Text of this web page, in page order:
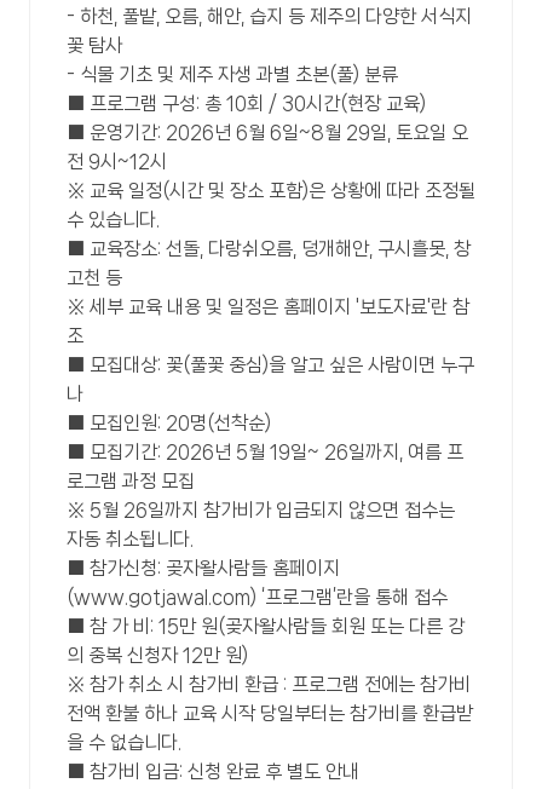
- 하천, 풀밭, 오름, 해안, 습지 등 제주의 다양한 서식지
꽃 탐사
- 식물 기초 및 제주 자생 과별 초본(풀) 분류
■ 프로그램 구성: 총 10회 / 30시간(현장 교육)
■ 운영기간: 2026년 6월 6일~8월 29일, 토요일 오
전 9시~12시
※ 교육 일정(시간 및 장소 포함)은 상황에 따라 조정될
수 있습니다.
■ 교육장소: 선돌, 다랑쉬오름, 덩개해안, 구시흘못, 창
고천 등
※ 세부 교육 내용 및 일정은 홈페이지 '보도자료'란 참
조
■ 모집대상: 꽃(풀꽃 중심)을 알고 싶은 사람이면 누구
나
■ 모집인원: 20명(선착순)
■ 모집기간: 2026년 5월 19일~ 26일까지, 여름 프
로그램 과정 모집
※ 5월 26일까지 참가비가 입금되지 않으면 접수는
자동 취소됩니다.
■ 참가신청: 곶자왈사람들 홈페이지
(www.gotjawal.com) ‘프로그램’란을 통해 접수
■ 참 가 비: 15만 원(곶자왈사람들 회원 또는 다른 강
의 중복 신청자 12만 원)
※ 참가 취소 시 참가비 환급 : 프로그램 전에는 참가비
전액 환불 하나 교육 시작 당일부터는 참가비를 환급받
을 수 없습니다.
■ 참가비 입금: 신청 완료 후 별도 안내